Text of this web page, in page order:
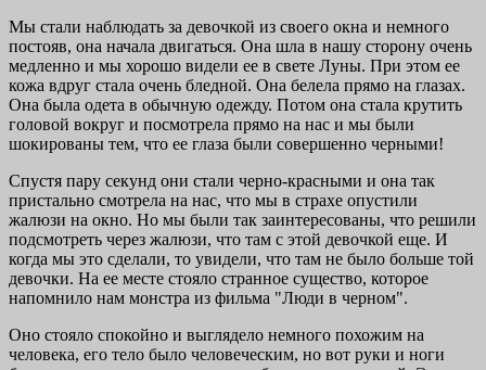
Мы стали наблюдать за девочкой из своего окна и немного
постояв, она начала двигаться. Она шла в нашу сторону очень
медленно и мы хорошо видели ее в свете Луны. При этом ее
кожа вдруг стала очень бледной. Она белела прямо на глазах.
Она была одета в обычную одежду. Потом она стала крутить
головой вокруг и посмотрела прямо на нас и мы были
шокированы тем, что ее глаза были совершенно черными!
Спустя пару секунд они стали черно-красными и она так
пристально смотрела на нас, что мы в страхе опустили
жалюзи на окно. Но мы были так заинтересованы, что решили
подсмотреть через жалюзи, что там с этой девочкой еще. И
когда мы это сделали, то увидели, что там не было больше той
девочки. На ее месте стояло странное существо, которое
напомнило нам монстра из фильма "Люди в черном".
Оно стояло спокойно и выглядело немного похожим на
человека, его тело было человеческим, но вот руки и ноги